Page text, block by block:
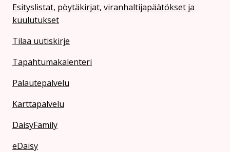
Esityslistat, pöytäkirjat, viranhaltijapäätökset ja
kuulutukset
Tilaa uutiskirje
Tapahtumakalenteri
Palautepalvelu
Karttapalvelu
DaisyFamily
eDaisy